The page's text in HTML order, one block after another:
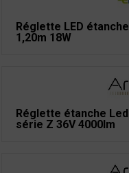
Réglette LED étanche
1,20m 18W
Réglette étanche Led
série Z 36V 4000lm